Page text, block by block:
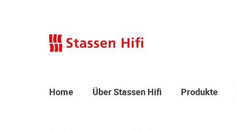
Home Über Stassen Hifi Produkte